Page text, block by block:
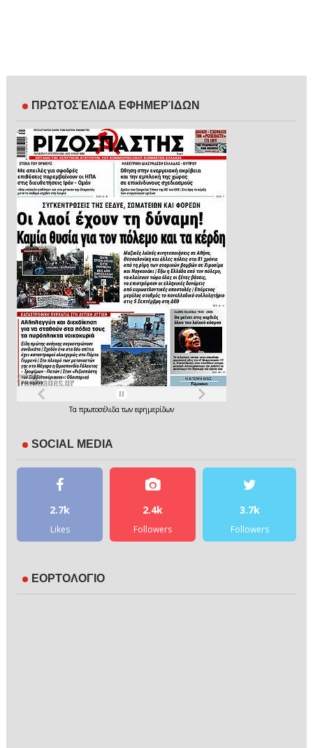
ΠΡΩΤΟΣΈΛΙΔΑ ΕΦΗΜΕΡΊΔΩΝ
Τα πρωτοσέλιδατων εφημερίδων
SOCIAL MEDIA
2.7k
Likes
2.4k
Followers
3.7k
Followers
ΕΟΡΤΟΛΟΓΙΟ